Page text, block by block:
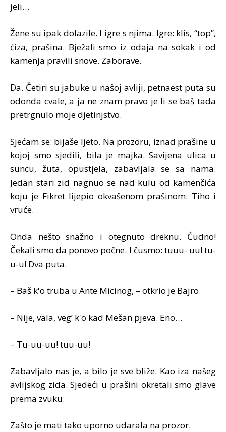
jeli…
Žene su ipak dolazile. I igre s njima. Igre: klis, “top”,
ćiza, prašina. Bježali smo iz odaja na sokak i od
kamenja pravili snove. Zaborave.
Da. Četiri su jabuke u našoj avliji, petnaest puta su
odonda cvale, a ja ne znam pravo je li se baš tada
pretrgnulo moje djetinjstvo.
Sjećam se: bijaše ljeto. Na prozoru, iznad prašine u
kojoj smo sjedili, bila je majka. Savijena ulica u
suncu, žuta, opustjela, zabavljala se sa nama.
Jedan stari zid nagnuo se nad kulu od kamenčića
koju je Fikret lijepio okvašenom prašinom. Tiho i
vruće.
Onda nešto snažno i otegnuto dreknu. Čudno!
Čekali smo da ponovo počne. I čusmo: tuuu- uu! tu-
u-u! Dva puta.
– Baš k'o truba u Ante Micinog, – otkrio je Bajro.
– Nije, vala, veg’ k'o kad Mešan pjeva. Eno…
– Tu-uu-uu! tuu-uu!
Zabavljalo nas je, a bilo je sve bliže. Kao iza našeg
avlijskog zida. Sjedeći u prašini okretali smo glave
prema zvuku.
Zašto je mati tako uporno udarala na prozor.